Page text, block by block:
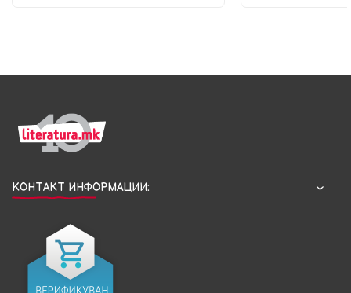
КОНТАКТ ИНФОРМАЦИИ: